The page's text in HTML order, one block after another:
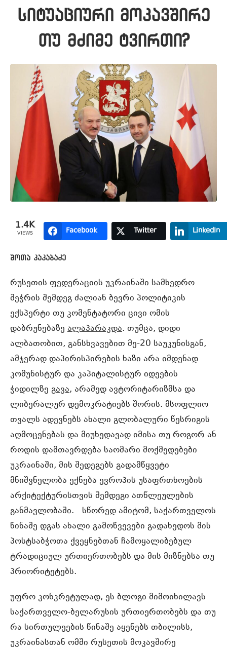
სიტუაციური მოკავშირე
თუ მძიმე ტვირთი?
1.4K
VIEWS Facebook Twitter LinkedIn
შოთა კაკაბაძე
რუსეთის ფედერაციის უკრაინაში სამხედრო
შეჭრის შემდეგ ძალიან ბევრი პოლიტიკის
ექსპერტი თუ კომენტატორი ცივი ომის
დაბრუნებაზე ალაპარაკდა. თუმცა, დიდი
ალბათობით, განსხვავებით მე-20 საუკუნისგან,
ამჯერად დაპირისპირების ხაზი არა იმდენად
კომუნისტურ და კაპიტალისტურ იდეების
ჭიდილზე გავა, არამედ ავტორიტარიზმსა და
ლიბერალურ დემოკრატიებს შორის. მსოფლიო
თვალს ადევნებს ახალი გლობალური წესრიგის
აღმოცენებას და მიუხედავად იმისა თუ როგორ ან
როდის დამთავრდება საომარი მოქმედებები
უკრაინაში, მის შედეგებს გადამწყვეტი
მნიშვნელობა ექნება ევროპის უსაფრთხოების
არქიტექტურისთვის შემდეგი ათწლეულების
განმავლობაში. სწორედ ამიტომ, საქართველოს
წინაშე დგას ახალი გამოწვევები გადახედოს მის
პოსტსაბჭოთა ქვეყნებთან ჩამოყალიბებულ
ტრადიციულ ურთიერთობებს და მის მიზნებსა თუ
პრიორიტეტებს.
უფრო კონკრეტულად, ეს ბლოგი მიმოიხილავს
საქართველო-ბელარუსის ურთიერთობებს და თუ
რა სირთულეების წინაშე აყენებს თბილისს,
უკრაინასთან ომში რუსეთის მოკავშირე